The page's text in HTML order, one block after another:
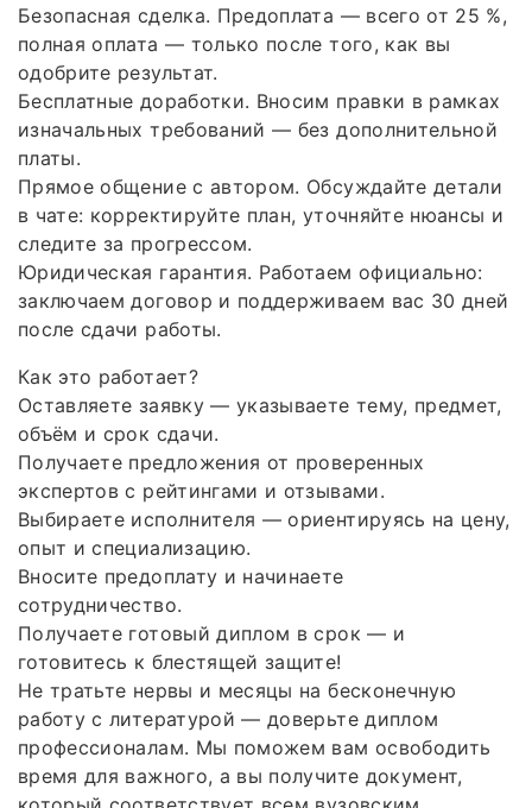
Безопасная сделка. Предоплата — всего от 25 %,
полная оплата — только после того, как вы
одобрите результат.
Бесплатные доработки. Вносим правки в рамках
изначальных требований — без дополнительной
платы.
Прямое общение с автором. Обсуждайте детали
в чате: корректируйте план, уточняйте нюансы и
следите за прогрессом.
Юридическая гарантия. Работаем официально:
заключаем договор и поддерживаем вас 30 дней
после сдачи работы.
Как это работает?
Оставляете заявку — указываете тему, предмет,
объём и срок сдачи.
Получаете предложения от проверенных
экспертов с рейтингами и отзывами.
Выбираете исполнителя — ориентируясь на цену,
опыт и специализацию.
Вносите предоплату и начинаете
сотрудничество.
Получаете готовый диплом в срок — и
готовитесь к блестящей защите!
Не тратьте нервы и месяцы на бесконечную
работу с литературой — доверьте диплом
профессионалам. Мы поможем вам освободить
время для важного, а вы получите документ,